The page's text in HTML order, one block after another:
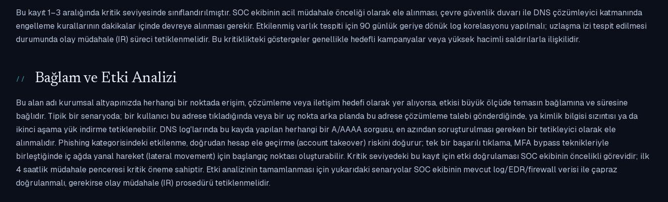
Bu kayıt 1–3 aralığında kritik seviyesinde sınıflandırılmıştır. SOC ekibinin acil müdahale önceliği olarak ele alınması, çevre güvenlik duvarı ile DNS çözümleyici katmanında
engelleme kurallarının dakikalar içinde devreye alınması gerekir. Etkilenmiş varlık tespiti için 90 günlük geriye dönük log korelasyonu yapılmalı; uzlaşma izi tespit edilmesi
durumunda olay müdahale (IR) süreci tetiklenmelidir. Bu kritiklikteki göstergeler genellikle hedefli kampanyalar veya yüksek hacimli saldırılarla ilişkilidir.
Bağlam ve Etki Analizi
Bu alan adı kurumsal altyapınızda herhangi bir noktada erişim, çözümleme veya iletişim hedefi olarak yer alıyorsa, etkisi büyük ölçüde temasın bağlamına ve süresine
bağlıdır. Tipik bir senaryoda; bir kullanıcı bu adrese tıkladığında veya bir uç nokta arka planda bu adrese çözümleme talebi gönderdiğinde, ya kimlik bilgisi sızıntısı ya da
ikinci aşama yük indirme tetiklenebilir. DNS log'larında bu kayda yapılan herhangi bir A/AAAA sorgusu, en azından soruşturulması gereken bir tetikleyici olarak ele
alınmalıdır. Phishing kategorisindeki etkilenme, doğrudan hesap ele geçirme (account takeover) riskini doğurur; tek bir başarılı tıklama, MFA bypass teknikleriyle
birleştiğinde iç ağda yanal hareket (lateral movement) için başlangıç noktası oluşturabilir. Kritik seviyedeki bu kayıt için etki doğrulaması SOC ekibinin öncelikli görevidir; ilk
4 saatlik müdahale penceresi kritik öneme sahiptir. Etki analizinin tamamlanması için yukarıdaki senaryolar SOC ekibinin mevcut log/EDR/firewall verisi ile çapraz
doğrulanmalı, gerekirse olay müdahale (IR) prosedürü tetiklenmelidir.